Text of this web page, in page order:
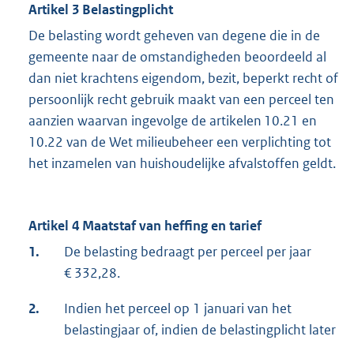
Artikel 3 Belastingplicht
De belasting wordt geheven van degene die in de
gemeente naar de omstandigheden beoordeeld al
dan niet krachtens eigendom, bezit, beperkt recht of
persoonlijk recht gebruik maakt van een perceel ten
aanzien waarvan ingevolge de artikelen 10.21 en
10.22 van de Wet milieubeheer een verplichting tot
het inzamelen van huishoudelijke afvalstoffen geldt.
Artikel 4 Maatstaf van heffing en tarief
1.
De belasting bedraagt per perceel per jaar
€ 332,28.
2.
Indien het perceel op 1 januari van het
belastingjaar of, indien de belastingplicht later